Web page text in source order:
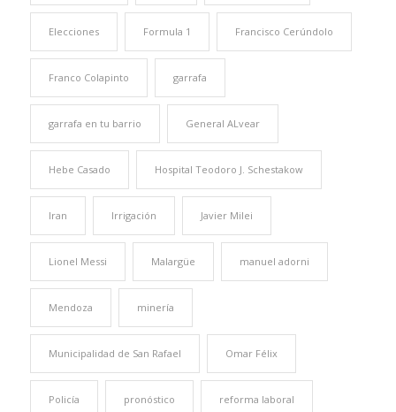
Elecciones Formula 1 Francisco Cerúndolo
Franco Colapinto garrafa
garrafa en tu barrio General ALvear
Hebe Casado Hospital Teodoro J. Schestakow
Iran Irrigación Javier Milei
Lionel Messi Malargüe manuel adorni
Mendoza minería
Municipalidad de San Rafael Omar Félix
Policía pronóstico reforma laboral